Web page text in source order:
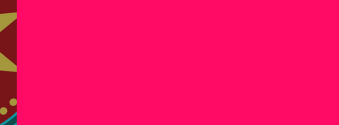
Notizie Musica